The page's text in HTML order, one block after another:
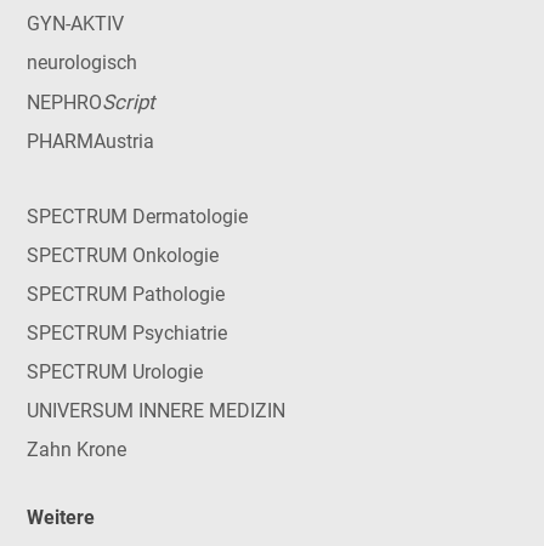
GYN-AKTIV
neurologisch
NEPHROScript
PHARMAustria
SPECTRUM Dermatologie
SPECTRUM Onkologie
SPECTRUM Pathologie
SPECTRUM Psychiatrie
SPECTRUM Urologie
UNIVERSUM INNERE MEDIZIN
Zahn Krone
Weitere